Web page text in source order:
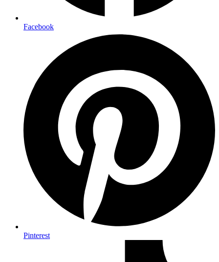
Facebook
Pinterest